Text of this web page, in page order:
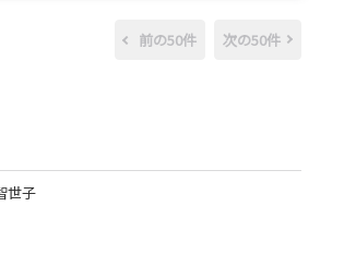
前の50件 次の50件
世子